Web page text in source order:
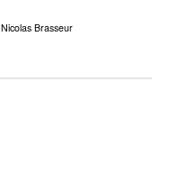
Brasseur